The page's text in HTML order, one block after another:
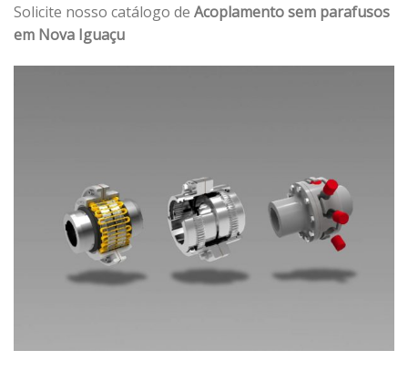
Solicite nosso catálogo de Acoplamento sem parafusos
em Nova Iguaçu